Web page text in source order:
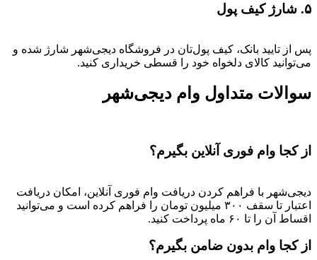
۵. شارژ کیف پول
پس از تایید بانک، کیف پول‌تان در فروشگاه دیجی‌شهر شارژ شده و
می‌توانید کالای دلخواه خود را قسطی خریداری کنید.
سوالات متداول وام دیجی‌شهر
از کجا وام فوری آنلاین بگیرم؟
دیجی‌شهر با فراهم کردن دریافت وام فوری آنلاین، امکان دریافت
اعتبار تا سقف ۳۰۰ میلیون تومان را فراهم کرده است و می‌توانید
اقساط آن را تا ۶۰ ماه پرداخت کنید.
از کجا وام بدون ضامن بگیرم؟